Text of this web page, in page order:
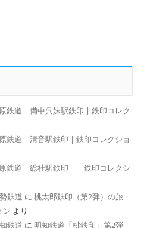
鉄道 備中呉妹駅鉄印 | 鉄印コレク
鉄道 清音駅鉄印 | 鉄印コレクショ
鉄道 総社駅鉄印 | 鉄印コレクシ
鉄道 に 桃太郎鉄印（第2弾）の旅
ン より
鉄道 に 明知鉄道「桃鉄印」第2弾 |